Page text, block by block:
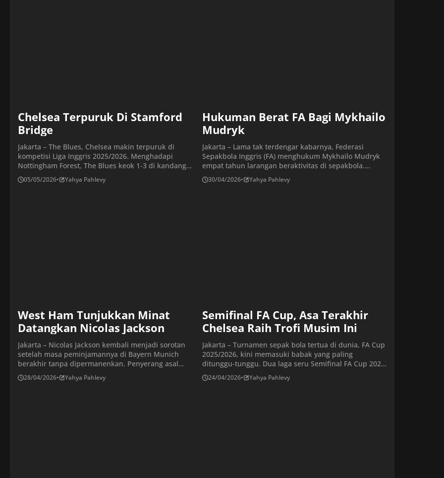
Chelsea Terpuruk Di Stamford
Bridge
Jakarta – The Blues, Chelsea makin terpuruk di
kompetisi Liga Inggris 2025/2026. Menghadapi
Nottingham Forest, The Blues keok 1-3 di kandang
sendiri, Stadion Stamford Bridge, pada Seni (4/5/2026)
malam WIB. Hasil ini membuat Chelsea tertahan di
05/05/2026• Yahya Pahlevy
Hukuman Berat FA Bagi Mykhailo
Mudryk
Jakarta – Lama tak terdengar kabarnya, Federasi
Sepakbola Inggris (FA) menghukum Mykhailo Mudryk
empat tahun larangan beraktivitas di sepakbola.
Winger Chelsea itu pun mengajukan banding. Mudryk
sudah absen sejak Desember 202 setelah dinyatakan
30/04/2026• Yahya Pahlevy
West Ham Tunjukkan Minat
Datangkan Nicolas Jackson
Jakarta – Nicolas Jackson kembali menjadi sorotan
setelah masa peminjamannya di Bayern Munich
berakhir tanpa dipermanenkan. Penyerang asal
Senegal itu segera kembali ke Chelsea, tetapi masa
depannya di Stamford Bridge masih belum pasti.
28/04/2026• Yahya Pahlevy
Semifinal FA Cup, Asa Terakhir
Chelsea Raih Trofi Musim Ini
Jakarta – Turnamen sepak bola tertua di dunia, FA Cup
2025/2026, kini memasuki babak yang paling
ditunggu-tunggu. Dua laga seru Semifinal FA Cup 2026
siap tersaji di Wembley Stadium dalam dua hari
berturut-turut, Sabtu 25 April dan Minggu 26 April
24/04/2026• Yahya Pahlevy